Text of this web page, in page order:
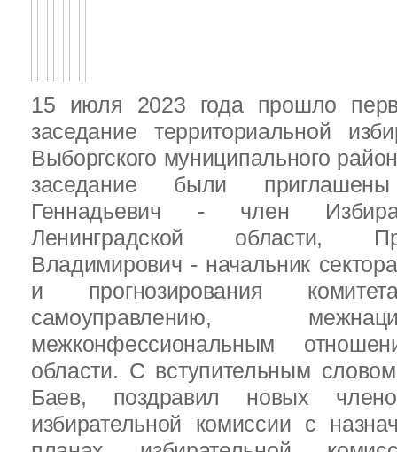
15 июля 2023 года прошло
заседание территориальной
Выборгского муниципального
заседание были
Геннадьевич - член
Ленинградской области,
Владимирович - начальник
и прогнозирования
самоуправлению,
межконфессиональным
области. С вступительным
Баев, поздравил новых
избирательной комиссии с